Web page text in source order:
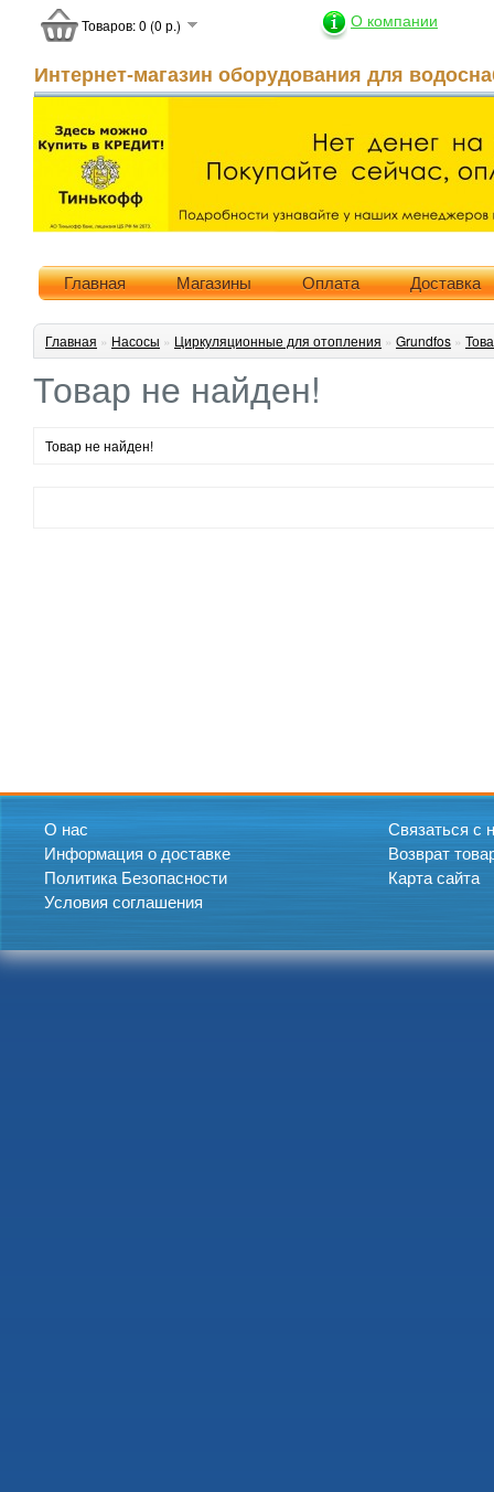
О компании
Интернет-магазин оборудования для
Товаров: 0 (0 р.)
Главная Магазины Оплата Доставка
Главная » Насосы » Циркуляционные для отопления » Grundfos »
Товар не найден!
Товар не найден!
О нас
Информация о доставке
Политика Безопасности
Условия соглашения
Связаться с
Возврат
Карта сайта